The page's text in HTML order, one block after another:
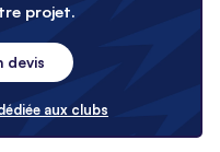
projet.
devis
aux clubs